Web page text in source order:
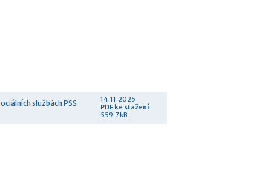
službách PSS
14.11.2025
PDF ke stažení
559.7 kB